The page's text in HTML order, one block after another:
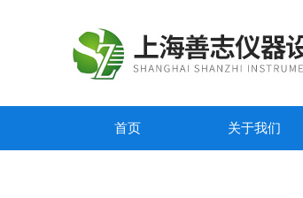
首页 关于我们